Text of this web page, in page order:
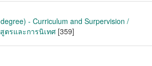
- Curriculum and Surpervision /
ตรและการนิเทศ [359]